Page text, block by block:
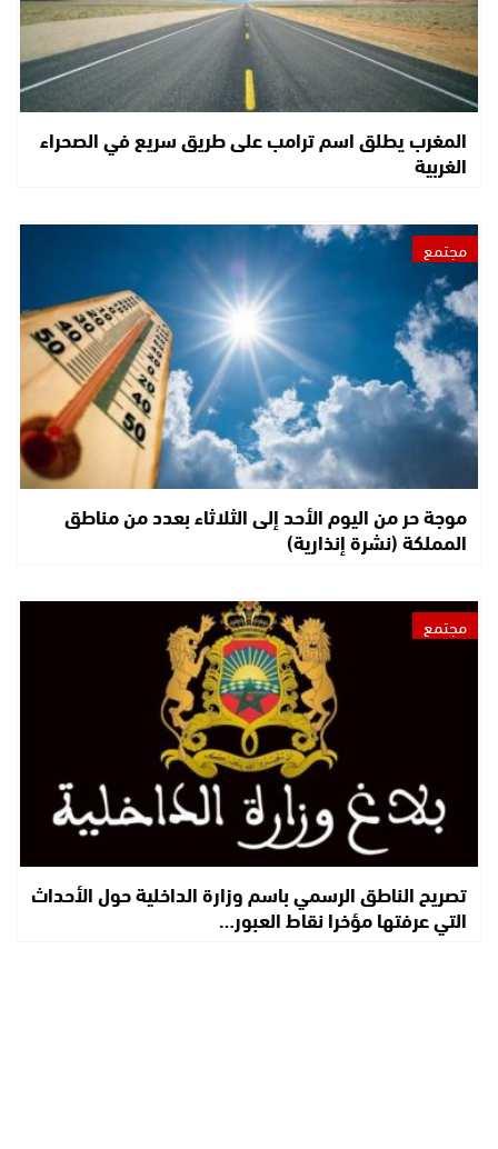
المغرب يطلق اسم ترامب على طريق سريع في الصحراء
الغربية
مجتمع
موجة حر من اليوم الأحد إلى الثلاثاء بعدد من مناطق
المملكة (نشرة إنذارية)
مجتمع
تصريح الناطق الرسمي باسم وزارة الداخلية حول الأحداث
التي عرفتها مؤخرا نقاط العبور…